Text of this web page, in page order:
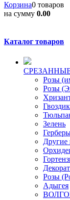
Корзина0 товаров
на сумму 0.00
Каталог товаров
Розы
Розы
Зелень
Другие
Розы
Адыгея